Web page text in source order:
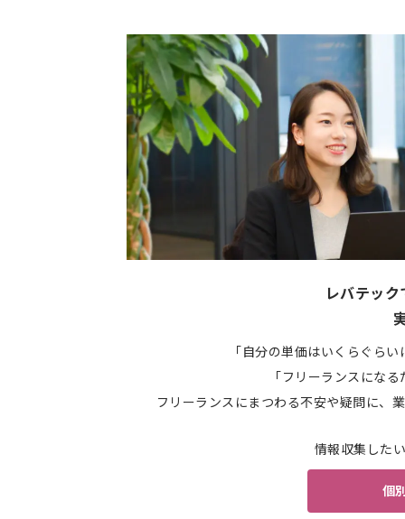
レバテッ
「自分の単価はいくらぐら
「フリーランスにな
フリーランスにまつわる不安や疑問に、
情報収集した
個